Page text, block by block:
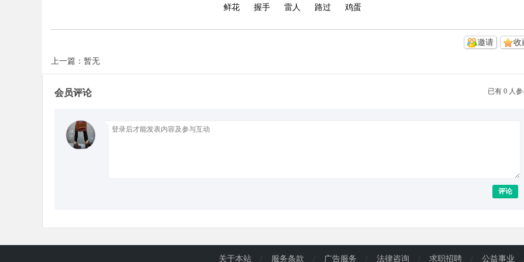
鲜花 握手 雷人 路过 鸡蛋
收
邀请
上一篇：暂无
已有 0 人
会员评论
评论
关于本站 / 服务条款 / 广告服务 / 法律咨询 / 求职招聘 / 公益事业